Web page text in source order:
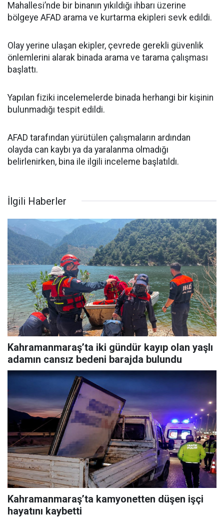
Mahallesi’nde bir binanın yıkıldığı ihbarı üzerine
bölgeye AFAD arama ve kurtarma ekipleri sevk edildi.
Olay yerine ulaşan ekipler, çevrede gerekli güvenlik
önlemlerini alarak binada arama ve tarama çalışması
başlattı.
Yapılan fiziki incelemelerde binada herhangi bir kişinin
bulunmadığı tespit edildi.
AFAD tarafından yürütülen çalışmaların ardından
olayda can kaybı ya da yaralanma olmadığı
belirlenirken, bina ile ilgili inceleme başlatıldı.
İlgili Haberler
Kahramanmaraş’ta iki gündür kayıp olan yaşlı
adamın cansız bedeni barajda bulundu
Kahramanmaraş’ta kamyonetten düşen işçi
hayatını kaybetti